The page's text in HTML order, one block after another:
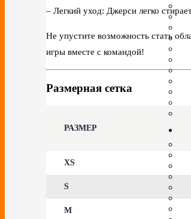
– Легкий уход: Джерси легко
Не упустите возможность стать
игры вместе с командой!
Размерная сетка
РАЗМЕР
XS
S
M